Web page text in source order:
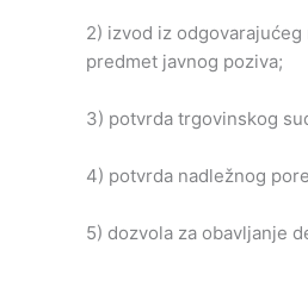
2) izvod iz
predmet javnog poziva;
3) potvrda trgovinskog
4) potvrda nadležnog
5) dozvola za obavljanje